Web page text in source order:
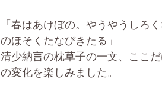
「春はあけぼの。やうやうしろ
のほそくたなびきたる」
清少納言の枕草子の一文、ここ
の変化を楽しみました。